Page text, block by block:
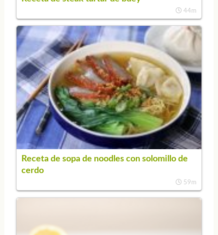
44m
Receta de sopa de noodles con solomillo de
cerdo
59m